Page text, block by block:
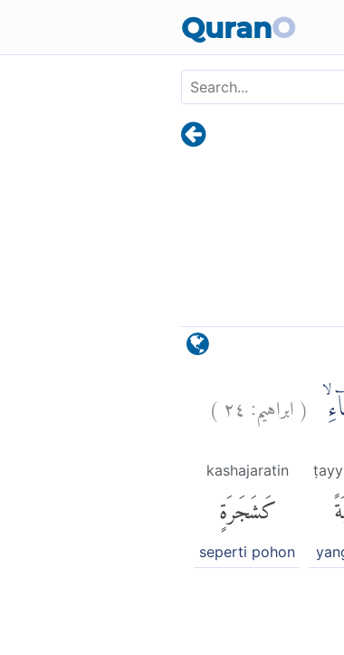
QuranO
(ابراهيم: ٢٤)
kashajaratin
كَشَجَرَةٍ
seperti pohon